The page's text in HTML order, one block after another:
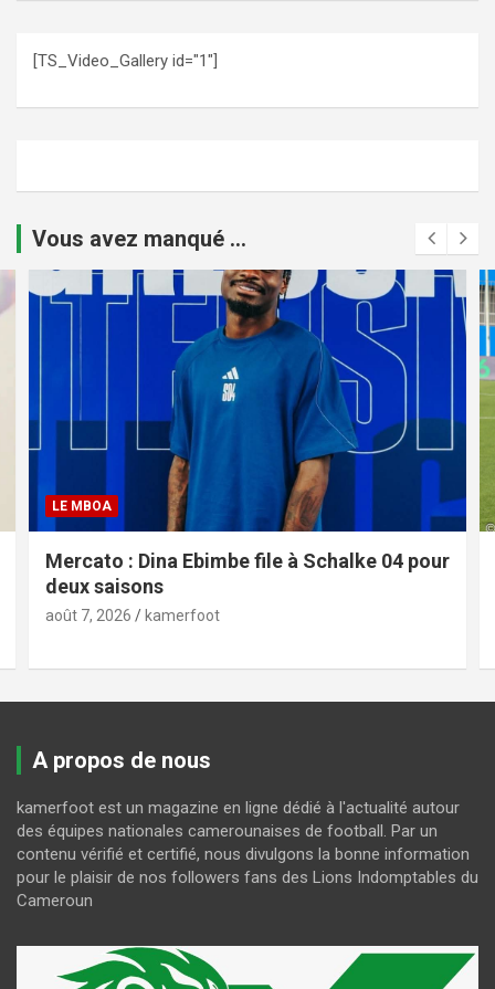
[TS_Video_Gallery id="1"]
Vous avez manqué ...
LE MBOA
Mercato : Dina Ebimbe file à Schalke 04 pour
deux saisons
août 7, 2026 kamerfoot
A propos de nous
kamerfoot est un magazine en ligne dédié à l'actualité autour
des équipes nationales camerounaises de football. Par un
contenu vérifié et certifié, nous divulgons la bonne information
pour le plaisir de nos followers fans des Lions Indomptables du
Cameroun